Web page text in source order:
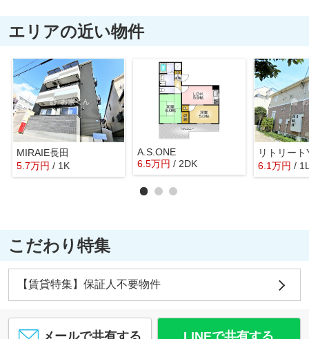
エリアの近い物件
MIRAIE長田
5.7万円 / 1K
A.S.ONE
6.5万円 / 2DK
リトリート
6.1万円 /
こだわり特集
【賃貸特集】保証人不要物件